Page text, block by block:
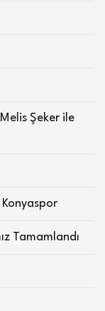
Şeker ile
Tamamlandı